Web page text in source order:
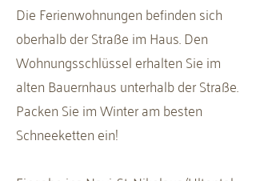
Die Ferienwohnungen befinden sich
oberhalb der Straße im Haus. Den
Wohnungsschlüssel erhalten Sie im
alten Bauernhaus unterhalb der Straße.
Packen Sie im Winter am besten
Schneeketten ein!